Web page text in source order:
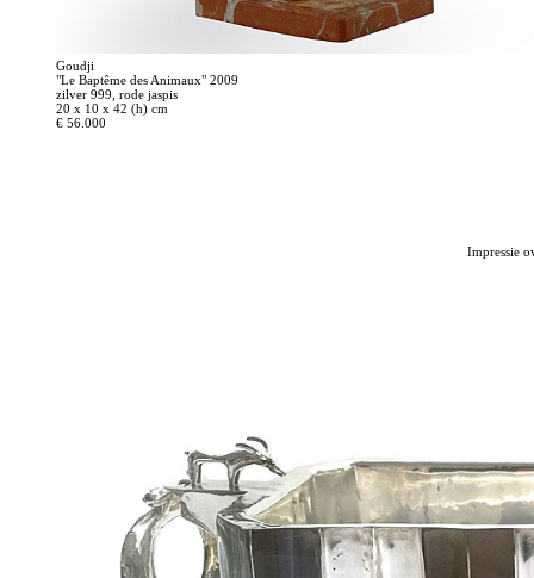
Goudji
"Le Baptême des Animaux" 2009
zilver 999, rode jaspis
20 x 10 x 42 (h) cm
€ 56.000
Impressie